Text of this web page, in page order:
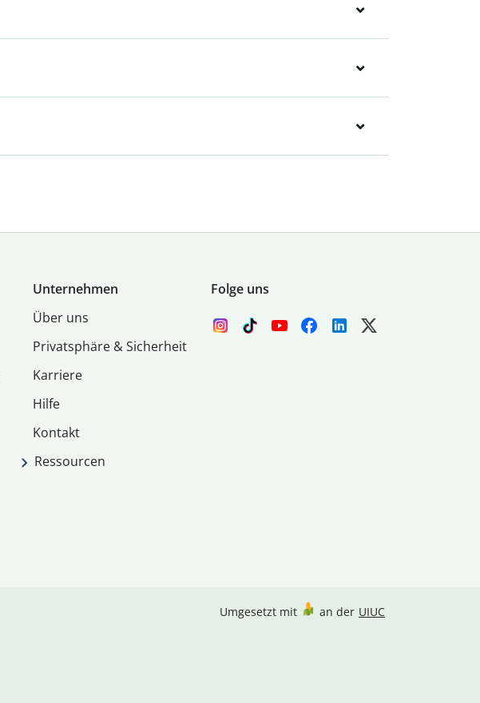
Unternehmen
Über uns
Privatsphäre & Sicherheit
Karriere
Hilfe
Kontakt
Ressourcen
Folge uns
Umgesetzt mit an der UIUC